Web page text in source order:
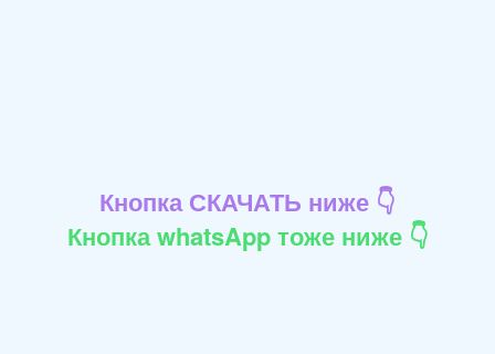
Кнопка СКАЧАТЬ ниже 👇
Кнопка whatsApp тоже ниже 👇